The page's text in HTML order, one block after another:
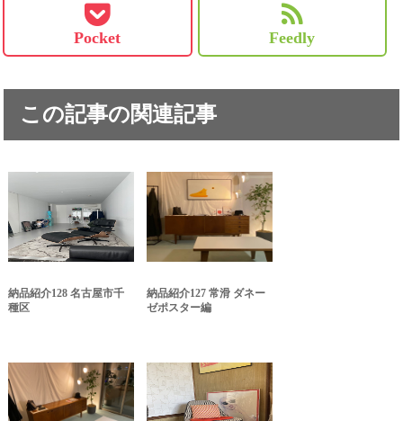
Pocket Feedly
この記事の関連記事
納品紹介128 名古屋市千
種区
納品紹介127 常滑 ダネー
ゼポスター編